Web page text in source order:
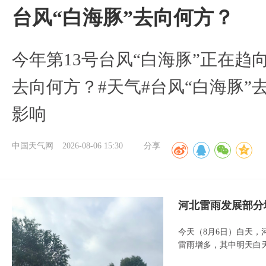
台风“白海豚”去向何方？
今年第13号台风“白海豚”正在趋
去向何方？#天气#台风“白海豚”
影响
中国天气网 2026-08-06 15:30 分享
河北雷雨发展部
今天（8月6日）白天，
雷雨增多，其中明天白